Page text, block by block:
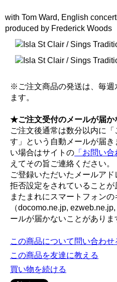
with Tom Ward, English
produced by Frederick Woods
※ご注文商品の発送は、毎週
ます。
★ご注文受付のメールが届か
ご注文後通常は数分以内に
す」という自動メールが届
い場合はサイトの 「お問い合
えてその旨ご連絡ください。
ご登録いただいたメールア
拒否設定をされていることが
またまれにスマートフォン
（docomo.ne.jp,
ールが届かないことがありま
この商品について問い合わせ
この商品を友達に教える
買い物を続ける